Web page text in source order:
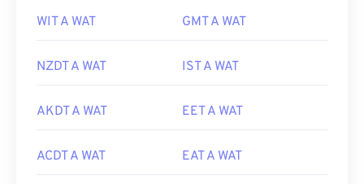
WIT A WAT GMT A WAT
NZDT A WAT IST A WAT
AKDT A WAT EET A WAT
ACDT A WAT EAT A WAT